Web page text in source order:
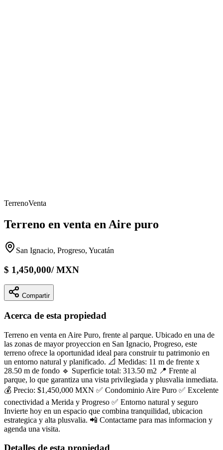
TerrenoVenta
Terreno en venta en Aire puro
San Ignacio, Progreso, Yucatán
$ 1,450,000/MXN
Compartir
Acerca de esta propiedad
Terreno en venta en Aire Puro, frente al parque. Ubicado en una de
las zonas de mayor proyeccion en San Ignacio, Progreso, este
terreno ofrece la oportunidad ideal para construir tu patrimonio en
un entorno natural y planificado. 📐 Medidas: 11 m de frente x
28.50 m de fondo 🔹 Superficie total: 313.50 m2 📍 Frente al
parque, lo que garantiza una vista privilegiada y plusvalia inmediata.
💰 Precio: $1,450,000 MXN ✅ Condominio Aire Puro ✅ Excelente
conectividad a Merida y Progreso ✅ Entorno natural y seguro
Invierte hoy en un espacio que combina tranquilidad, ubicacion
estrategica y alta plusvalia. 📲 Contactame para mas informacion y
agenda una visita.